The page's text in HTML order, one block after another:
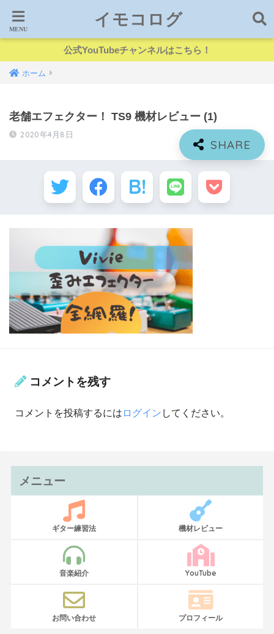
イモコログ
公式YouTubeチャンネルはこちら！
ホーム
老舗エフェクター！ TS9 機材レビュー (1)
2020年4月8日
コメントを残す
コメントを投稿するには ログイン してください。
メニュー
ギター練習法 機材レビュー
音楽紹介 YouTube
お問い合わせ プロフィール